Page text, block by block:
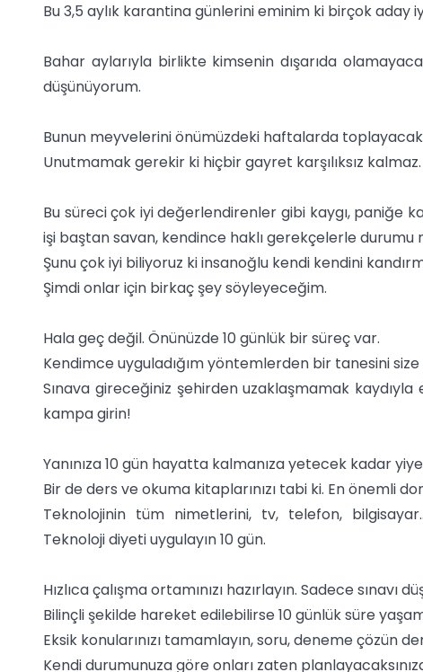
Bu 3,5 aylık karantina günlerini eminim ki birçok aday
Bahar aylarıyla birlikte kimsenin dışarıda
düşünüyorum.
Bunun meyvelerini önümüzdeki haftalarda
Unutmamak gerekir ki hiçbir gayret karşılıksız kalmaz.
Bu süreci çok iyi değerlendirenler gibi kaygı, paniğe
işi baştan savan, kendince haklı gerekçelerle durumu
Şunu çok iyi biliyoruz ki insanoğlu kendi kendini
Şimdi onlar için birkaç şey söyleyeceğim.
Hala geç değil. Önünüzde 10 günlük bir süreç var.
Kendimce uyguladığım yöntemlerden bir tanesini
Sınava gireceğiniz şehirden uzaklaşmamak
kampa girin!
Yanınıza 10 gün hayatta kalmanıza yetecek kadar
Bir de ders ve okuma kitaplarınızı tabi ki. En önemli
Teknolojinin tüm nimetlerini, tv, telefon,
Teknoloji diyeti uygulayın 10 gün.
Hızlıca çalışma ortamınızı hazırlayın. Sadece sınavı
Bilinçli şekilde hareket edilebilirse 10 günlük süre
Eksik konularınızı tamamlayın, soru, deneme çözün
Kendi durumunuza göre onları zaten